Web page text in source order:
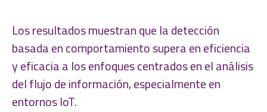
Los resultados muestran que la detección
basada en comportamiento supera en eficiencia
y eficacia a los enfoques centrados en el análisis
del flujo de información, especialmente en
entornos IoT.